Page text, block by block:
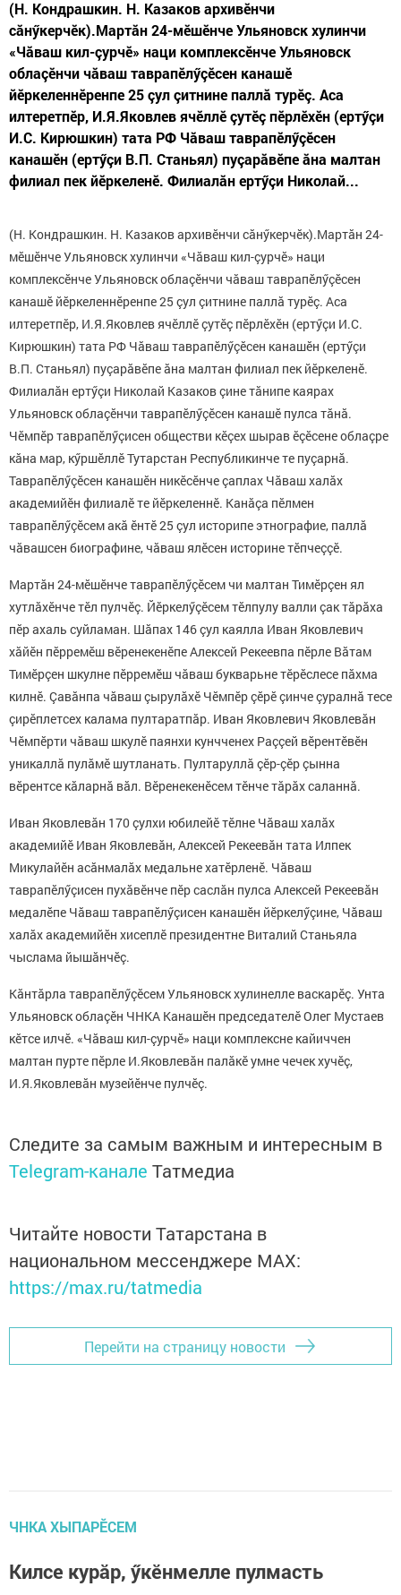
(Н. Кондрашкин. Н. Казаков архивӗнчи
сăнӳкерчӗк).Мартăн 24-мӗшӗнче Ульяновск хулинчи
«Чăваш кил-çурчӗ» наци комплексӗнче Ульяновск
облаçӗнчи чăваш таврапӗлӳçӗсен канашӗ
йӗркеленнӗренпе 25 çул çитнине паллă турӗç. Аса
илтеретпӗр, И.Я.Яковлев ячӗллӗ çутӗç пӗрлӗхӗн (ертӳçи
И.С. Кирюшкин) тата РФ Чăваш таврапӗлӳçӗсен
канашӗн (ертӳçи В.П. Станьял) пуçарăвӗпе ăна малтан
филиал пек йӗркеленӗ. Филиалăн ертӳçи Николай...
(Н. Кондрашкин. Н. Казаков архивӗнчи сăнӳкерчӗк).Мартăн 24-
мӗшӗнче Ульяновск хулинчи «Чăваш кил-çурчӗ» наци
комплексӗнче Ульяновск облаçӗнчи чăваш таврапӗлӳçӗсен
канашӗ йӗркеленнӗренпе 25 çул çитнине паллă турӗç. Аса
илтеретпӗр, И.Я.Яковлев ячӗллӗ çутӗç пӗрлӗхӗн (ертӳçи И.С.
Кирюшкин) тата РФ Чăваш таврапӗлӳçӗсен канашӗн (ертӳçи
В.П. Станьял) пуçарăвӗпе ăна малтан филиал пек йӗркеленӗ.
Филиалăн ертӳçи Николай Казаков çине тăнипе каярах
Ульяновск облаçӗнчи таврапӗлӳçӗсен канашӗ пулса тăнă.
Чӗмпӗр таврапӗлӳçисен обществи кӗçех шырав ӗçӗсене облаçре
кăна мар, кӳршӗллӗ Тутарстан Республикинче те пуçарнă.
Таврапӗлӳçӗсен канашӗн никӗсӗнче çаплах Чăваш халăх
академийӗн филиалӗ те йӗркеленнӗ. Канăçа пӗлмен
таврапӗлӳçӗсем акă ӗнтӗ 25 çул историпе этнографие, паллă
чăвашсен биографине, чăваш ялӗсен историне тӗпчеççӗ.
Мартăн 24-мӗшӗнче таврапӗлӳçӗсем чи малтан Тимӗрçен ял
хутлăхӗнче тӗл пулчӗç. Йӗркелӳçӗсем тӗлпулу валли çак тăрăха
пӗр ахаль суйламан. Шăпах 146 çул каялла Иван Яковлевич
хăйӗн пӗрремӗш вӗренекенӗпе Алексей Рекеевпа пӗрле Вăтам
Тимӗрçен шкулне пӗрремӗш чăваш букварьне тӗрӗслесе пăхма
килнӗ. Çавăнпа чăваш çырулăхӗ Чӗмпӗр çӗрӗ çинче çуралнă тесе
çирӗплетсех калама пултаратпăр. Иван Яковлевич Яковлевăн
Чӗмпӗрти чăваш шкулӗ паянхи кунчченех Раççей вӗрентӗвӗн
уникаллă пулăмӗ шутланать. Пултаруллă çӗр-çӗр çынна
вӗрентсе кăларнă вăл. Вӗренекенӗсем тӗнче тăрăх саланнă.
Иван Яковлевăн 170 çулхи юбилейӗ тӗлне Чăваш халăх
академийӗ Иван Яковлевăн, Алексей Рекеевăн тата Илпек
Микулайӗн асăнмалăх медальне хатӗрленӗ. Чăваш
таврапӗлӳçисен пухăвӗнче пӗр саслăн пулса Алексей Рекеевăн
медалӗпе Чăваш таврапӗлӳçисен канашӗн йӗркелӳçине, Чăваш
халăх академийӗн хисеплӗ президентне Виталий Станьяла
чыслама йышăнчӗç.
Кăнтăрла таврапӗлӳçӗсем Ульяновск хулинелле васкарӗç. Унта
Ульяновск облаçӗн ЧНКА Канашӗн председателӗ Олег Мустаев
кӗтсе илчӗ. «Чăваш кил-çурчӗ» наци комплексне кайиччен
малтан пурте пӗрле И.Яковлевăн палăкӗ умне чечек хучӗç,
И.Я.Яковлевăн музейӗнче пулчӗç.
Следите за самым важным и интересным в
Telegram-канале Татмедиа
Читайте новости Татарстана в
национальном мессенджере MАХ:
https://max.ru/tatmedia
Перейти на страницу новости
ЧНКА ХЫПАРӖСЕМ
Килсе курăр, ӳкӗнмелле пулмасть